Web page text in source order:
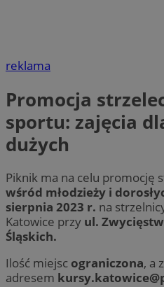
reklama
Promocja
sportu: zajęcia
dużych
Piknik ma na celu promocję
wśród młodzieży i
sierpnia 2023 r. na
Katowice przy ul.
Śląskich.
Ilość miejsc ograniczona, a
adresem